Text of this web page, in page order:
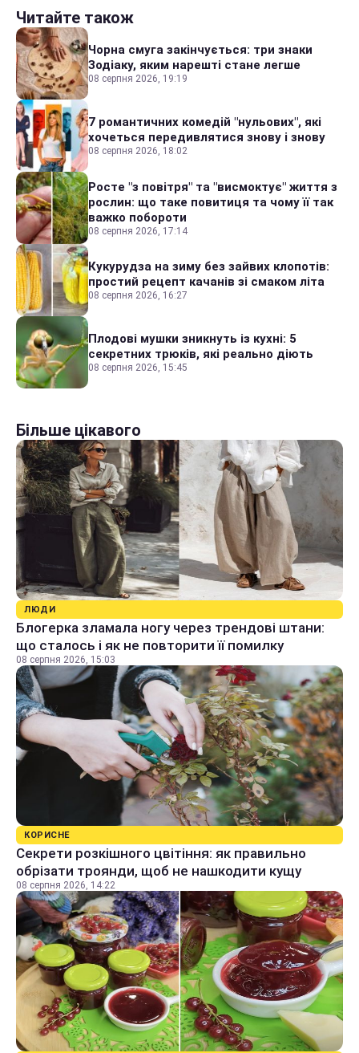
Читайте також
Чорна смуга закінчується: три знаки
Зодіаку, яким нарешті стане легше
08 серпня 2026, 19:19
7 романтичних комедій "нульових", які
хочеться передивлятися знову і знову
08 серпня 2026, 18:02
Росте "з повітря" та "висмоктує" життя з
рослин: що таке повитиця та чому її так
важко побороти
08 серпня 2026, 17:14
Кукурудза на зиму без зайвих клопотів:
простий рецепт качанів зі смаком літа
08 серпня 2026, 16:27
Плодові мушки зникнуть із кухні: 5
секретних трюків, які реально діють
08 серпня 2026, 15:45
Більше цікавого
ЛЮДИ
Блогерка зламала ногу через трендові штани:
що сталось і як не повторити її помилку
08 серпня 2026, 15:03
КОРИСНЕ
Секрети розкішного цвітіння: як правильно
обрізати троянди, щоб не нашкодити кущу
08 серпня 2026, 14:22